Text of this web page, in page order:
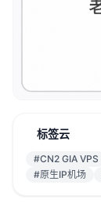
标签云
#CN2 GIA VPS
#原生IP机场